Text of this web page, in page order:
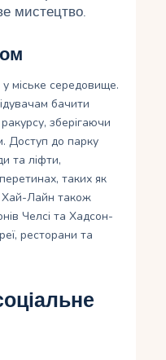
мистецтво.
міське середовище.
бачити
зберігаючи
Доступ до парку
та ліфти,
таких як
Хай-Лайн також
Челсі та Хадсон-
ресторани та